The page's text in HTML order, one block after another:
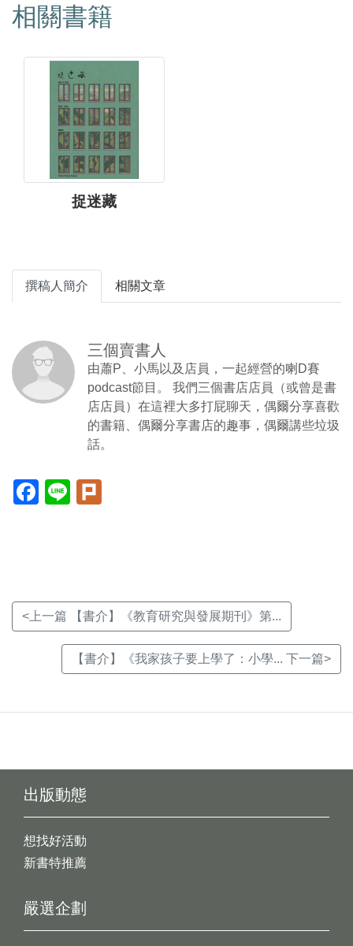
相關書籍
捉迷藏
撰稿人簡介 相關文章
三個賣書人
由蕭P、小馬以及店員，一起經營的喇D賽
podcast節目。 我們三個書店店員（或曾是書
店店員）在這裡大多打屁聊天，偶爾分享喜歡
的書籍、偶爾分享書店的趣事，偶爾講些垃圾
話。
Facebook(另
開
Line(另
開
<上一篇 【書介】《教育研究與發展期刊》第...
【書介】《我家孩子要上學了：小學... 下一篇>
出版動態
想找好活動
新書特推薦
嚴選企劃